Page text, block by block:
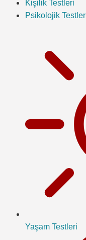
Kişilik Testleri
Psikolojik Testler
Yaşam Testleri